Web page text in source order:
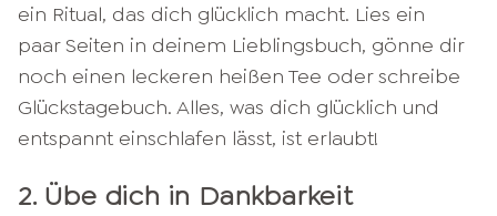
ein Ritual, das dich glücklich macht. Lies ein
paar Seiten in deinem Lieblingsbuch, gönne dir
noch einen leckeren heißen Tee oder schreibe
Glückstagebuch. Alles, was dich glücklich und
entspannt einschlafen lässt, ist erlaubt!
2. Übe dich in Dankbarkeit